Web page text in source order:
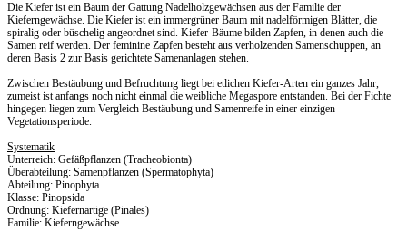
Die Kiefer ist ein Baum der Gattung Nadelholzgewächsen aus der Familie der
Kieferngewächse. Die Kiefer ist ein immergrüner Baum mit nadelförmigen Blätter, die
spiralig oder büschelig angeordnet sind. Kiefer-Bäume bilden Zapfen, in denen auch die
Samen reif werden. Der feminine Zapfen besteht aus verholzenden Samenschuppen, an
deren Basis 2 zur Basis gerichtete Samenanlagen stehen.
Zwischen Bestäubung und Befruchtung liegt bei etlichen Kiefer-Arten ein ganzes Jahr,
zumeist ist anfangs noch nicht einmal die weibliche Megaspore entstanden. Bei der Fichte
hingegen liegen zum Vergleich Bestäubung und Samenreife in einer einzigen
Vegetationsperiode.
Systematik
Unterreich: Gefäßpflanzen (Tracheobionta)
Überabteilung: Samenpflanzen (Spermatophyta)
Abteilung: Pinophyta
Klasse: Pinopsida
Ordnung: Kiefernartige (Pinales)
Familie: Kieferngewächse